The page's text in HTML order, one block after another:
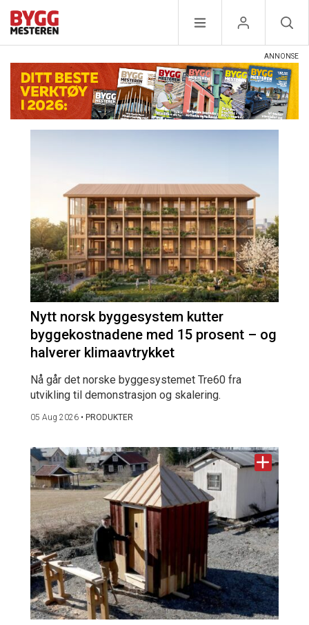
Nytt norsk byggesystem kutter
byggekostnadene med 15 prosent – og
halverer klimaavtrykket
Nå går det norske byggesystemet Tre60 fra
utvikling til demonstrasjon og skalering.
05 Aug 2026 • PRODUKTER